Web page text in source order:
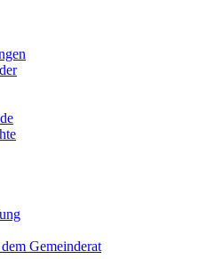
Gemeinderat